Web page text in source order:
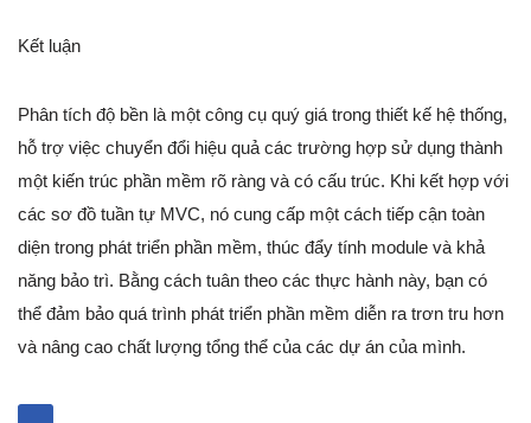
Kết luận
Phân tích độ bền là một công cụ quý giá trong thiết kế hệ thống,
hỗ trợ việc chuyển đổi hiệu quả các trường hợp sử dụng thành
một kiến trúc phần mềm rõ ràng và có cấu trúc. Khi kết hợp với
các sơ đồ tuần tự MVC, nó cung cấp một cách tiếp cận toàn
diện trong phát triển phần mềm, thúc đẩy tính module và khả
năng bảo trì. Bằng cách tuân theo các thực hành này, bạn có
thể đảm bảo quá trình phát triển phần mềm diễn ra trơn tru hơn
và nâng cao chất lượng tổng thể của các dự án của mình.